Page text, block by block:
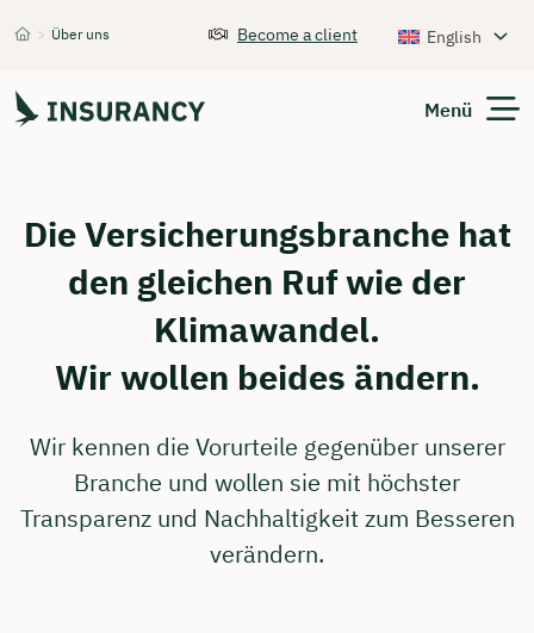
> Über uns Become a client English
Menü
Get Quote
Die Versicherungsbranche hat
den gleichen Ruf wie der
Klimawandel.
Wir wollen beides ändern.
Wir kennen die Vorurteile gegenüber unserer
Branche und wollen sie mit höchster
Transparenz und Nachhaltigkeit zum Besseren
verändern.